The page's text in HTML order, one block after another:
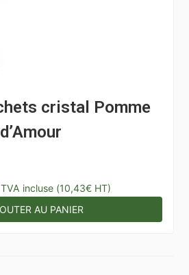
cristal Pomme
d’Amour
TVA incluse (10,43€ HT)
AU PANIER